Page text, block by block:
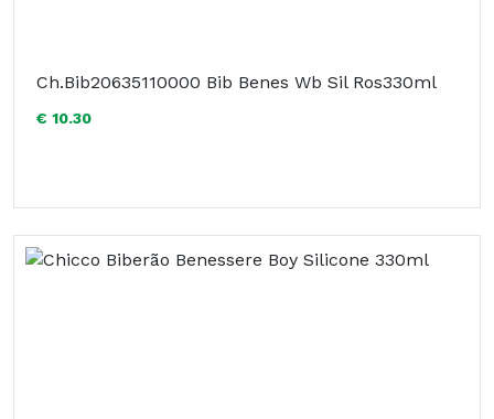
Ch.Bib20635110000 Bib Benes Wb Sil Ros330ml
€ 10.30